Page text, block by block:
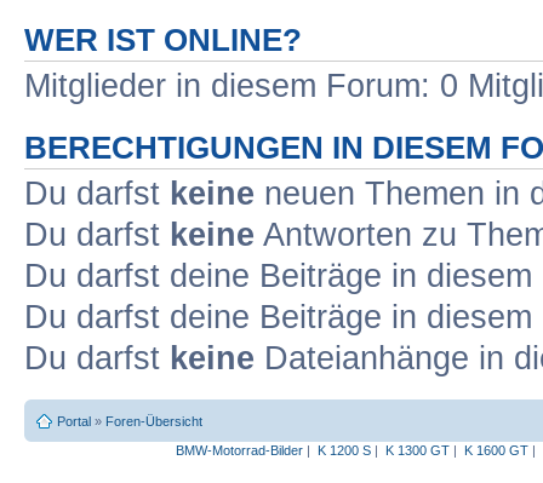
WER IST ONLINE?
Mitglieder in diesem Forum: 0
BERECHTIGUNGEN IN DIESEM
Du darfst keine neuen Themen in
Du darfst keine Antworten zu
Du darfst deine Beiträge in
Du darfst deine Beiträge in
Du darfst keine Dateianhänge in
Portal » Foren-Übersicht
BMW-Motorrad-Bilder| K 1200 S| K 1300 GT| K 1600 GT|